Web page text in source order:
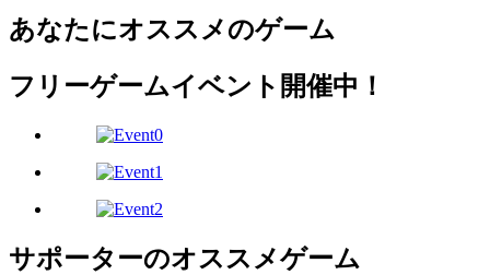
あなたにオススメのゲーム
フリーゲームイベント開催中！
サポーターのオススメゲーム